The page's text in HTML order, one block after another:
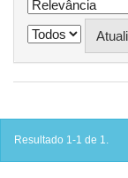
Resultado 1-1 de 1.